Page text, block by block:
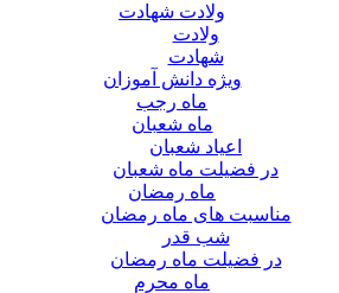
ولادت شهادت
ولادت
شهادت
ویژه دانش آموزان
ماه رجب
ماه شعبان
اعیاد شعبان
در فضیلت ماه شعبان
ماه رمضان
مناسبت های ماه رمضان
شب قدر
در فضیلت ماه رمضان
ماه محرم